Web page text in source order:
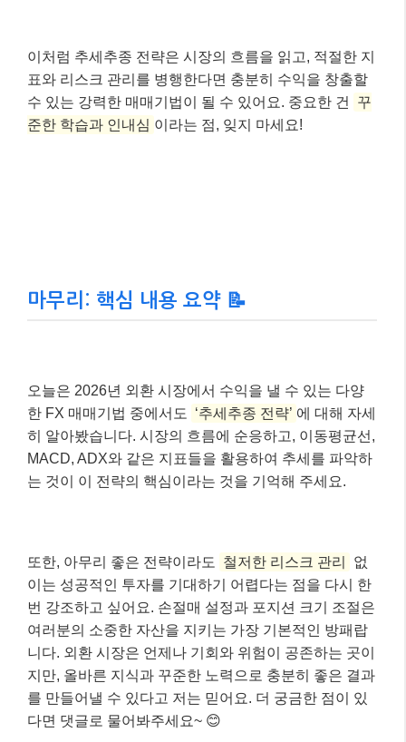
이처럼 추세추종 전략은 시장의 흐름을 읽고, 적절한 지
표와 리스크 관리를 병행한다면 충분히 수익을 창출할
수 있는 강력한 매매기법이 될 수 있어요. 중요한 건
꾸
준한 학습과 인내심 이라는 점, 잊지 마세요!
마무리: 핵심 내용 요약 📝
오늘은 2026년 외환 시장에서 수익을 낼 수 있는 다양
한 FX 매매기법 중에서도
‘추세추종 전략’ 에 대해 자세
히 알아봤습니다. 시장의 흐름에 순응하고, 이동평균선,
MACD, ADX와 같은 지표들을 활용하여 추세를 파악하
는 것이 이 전략의 핵심이라는 것을 기억해 주세요.
또한, 아무리 좋은 전략이라도 철저한 리스크 관리
없
이는 성공적인 투자를 기대하기 어렵다는 점을 다시 한
번 강조하고 싶어요. 손절매 설정과 포지션 크기 조절은
여러분의 소중한 자산을 지키는 가장 기본적인 방패랍
니다. 외환 시장은 언제나 기회와 위험이 공존하는 곳이
지만, 올바른 지식과 꾸준한 노력으로 충분히 좋은 결과
를 만들어낼 수 있다고 저는 믿어요. 더 궁금한 점이 있
다면 댓글로 물어봐주세요~ 😊